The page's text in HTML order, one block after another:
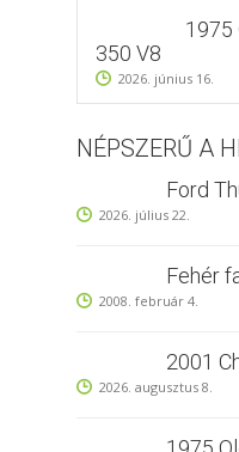
1975
350 V8
2026. június 16.
NÉPSZERŰ A
Ford
2026. július 22.
Fehér
2008. február 4.
2001
2026. augusztus 8.